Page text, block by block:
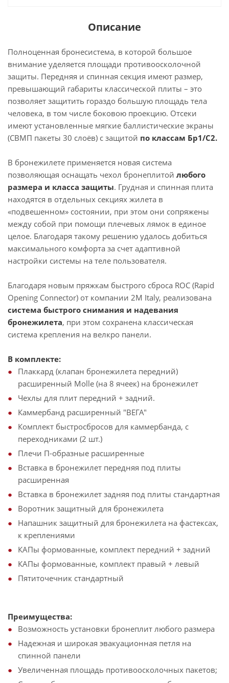
Описание
Полноценная бронесистема, в которой большое
внимание уделяется площади противоосколочной
защиты. Передняя и спинная секция имеют размер,
превышающий габариты классической плиты – это
позволяет защитить гораздо большую площадь тела
человека, в том числе боковою проекцию. Отсеки
имеют установленные мягкие баллистические экраны
(СВМП пакеты 30 слоёв) с защитой по классам Бр1/С2.
В бронежилете применяется новая система
позволяющая оснащать чехол бронеплитой любого
размера и класса защиты. Грудная и спинная плита
находятся в отдельных секциях жилета в
«подвешенном» состоянии, при этом они сопряжены
между собой при помощи плечевых лямок в единое
целое. Благодаря такому решению удалось добиться
максимального комфорта за счет адаптивной
настройки системы на теле пользователя.
Благодаря новым пряжкам быстрого сброса ROC (Rapid
Opening Connector) от компании 2M Italy, реализована
система быстрого снимания и надевания
бронежилета, при этом сохранена классическая
система крепления на велкро панели.
В комплекте:
Плаккард (клапан бронежилета передний)
расширенный Molle (на 8 ячеек) на бронежилет
Чехлы для плит передний + задний.
Каммербанд расширенный "ВЕГА"
Комплект быстросбросов для каммербанда, с
переходниками (2 шт.)
Плечи П-образные расширенные
Вставка в бронежилет передняя под плиты
расширенная
Вставка в бронежилет задняя под плиты стандартная
Воротник защитный для бронежилета
Напашник защитный для бронежилета на фастексах,
к креплениями
КАПы формованные, комплект передний + задний
КАПы формованные, комплект правый + левый
Пятиточечник стандартный
Преимущества:
Возможность установки бронеплит любого размера
Надежная и широкая эвакуационная петля на
спинной панели
Увеличенная площадь противоосколочных пакетов;